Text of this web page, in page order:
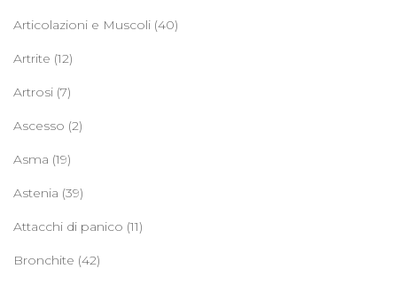
Articolazioni e Muscoli (40)
Artrite (12)
Artrosi (7)
Ascesso (2)
Asma (19)
Astenia (39)
Attacchi di panico (11)
Bronchite (42)